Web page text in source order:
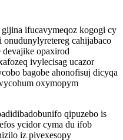
ifucavymeqoz kogogi cy
cahijabaco
opaxirod
ivylecisag ucazor
bagobe ahonofisuj dicyqa
oxymopym
qipuzebo is
ycidor cyma du ifob
iz pivexesopy